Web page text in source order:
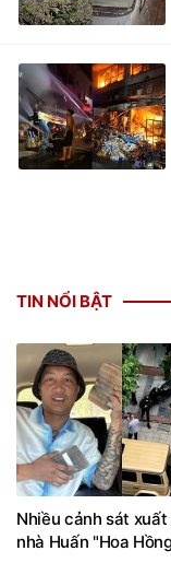
TIN NỔI BẬT
Nhiều cảnh sát
nhà Huấn "Hoa